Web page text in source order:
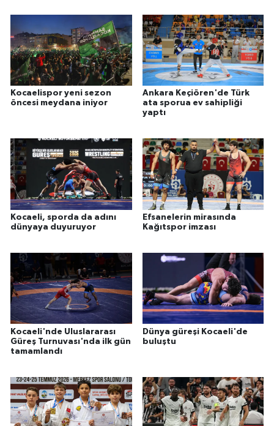
Kocaelispor yeni sezon
öncesi meydana iniyor
Ankara Keçiören'de Türk
ata sporua ev sahipliği
yaptı
Kocaeli, sporda da adını
dünyaya duyuruyor
Efsanelerin mirasında
Kağıtspor imzası
Kocaeli'nde Uluslararası
Güreş Turnuvası'nda ilk gün
tamamlandı
Dünya güreşi Kocaeli'de
buluştu